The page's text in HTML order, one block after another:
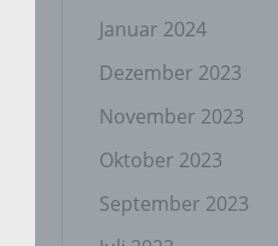
Januar 2024
Dezember 2023
November 2023
Oktober 2023
September 2023